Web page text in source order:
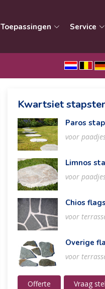
Toepassingen Service
Kwartsiet
Paros
voor
Limnos
voor
Chios
voor
Overige
voor
Offerte Vraag